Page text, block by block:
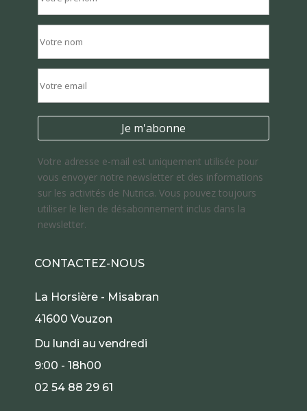
Votre adresse e-mail est uniquement utilisée pour
vous envoyer notre newsletter et des informations
sur les activités de Nutrica. Vous pouvez toujours
utiliser le lien de désabonnement inclus dans la
newsletter.
CONTACTEZ-NOUS
La Horsière - Misabran
41600 Vouzon
Du lundi au vendredi
9:00 - 18h00
02 54 88 29 61